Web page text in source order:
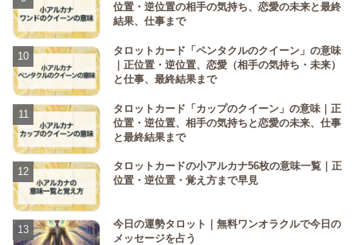
位置・逆位置の相手の気持ち、恋愛の未来と最終
結果、仕事まで
タロットカード「ペンタクルのクイーン」の意味
｜正位置・逆位置、恋愛（相手の気持ち・未来）
と仕事、最終結果まで
タロットカード「カップのクイーン」の意味｜正
位置・逆位置、相手の気持ちと恋愛の未来、仕事
と最終結果まで
タロットカードの小アルカナ56枚の意味一覧｜正
位置・逆位置・覚え方まで早見
今日の運勢タロット｜無料ワンオラクルで今日の
メッセージを占う